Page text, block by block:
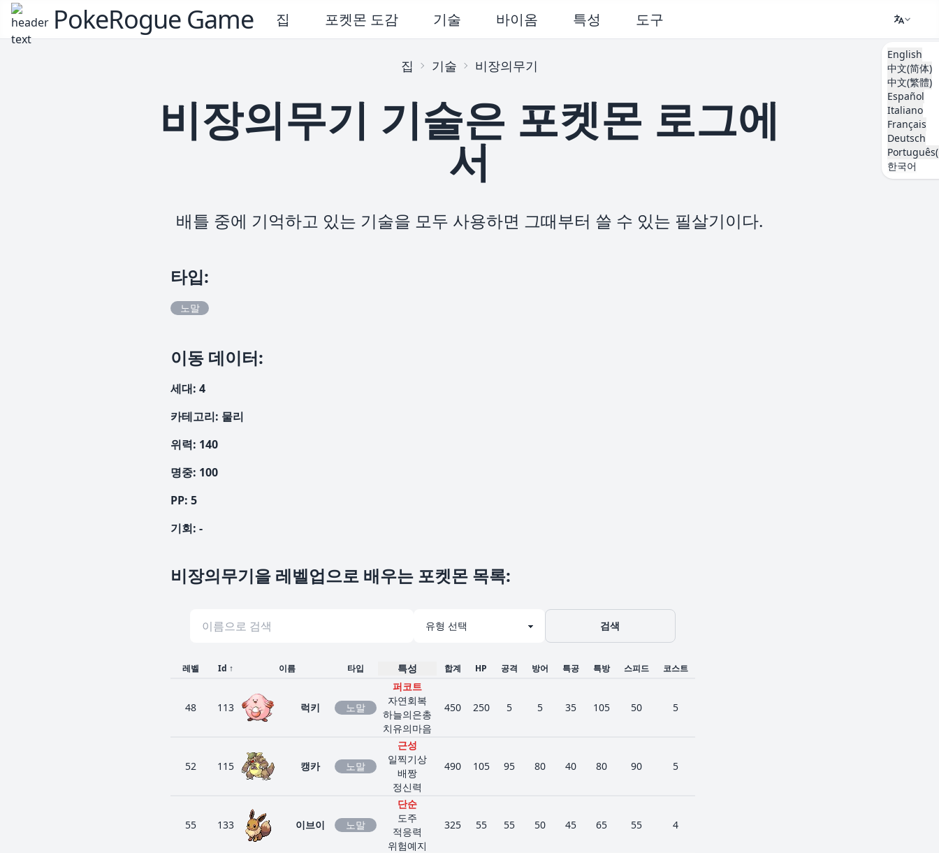
PokeRogue Game 집 포켓몬 도감 기술 바이옴 특성 도구
English
中文(简体)
中文(繁體)
Español
Italiano
Français
Deutsch
한국어
집 기술 비장의무기
비장의무기 기술은 포켓몬 로그에
서
배틀 중에 기억하고 있는 기술을 모두 사용하면 그때부터 쓸 수 있는 필살기이다.
타입:
노말
이동 데이터:
세대: 4
카테고리: 물리
위력: 140
명중: 100
PP: 5
기회: -
비장의무기을 레벨업으로 배우는 포켓몬 목록:
검색
레벨 Id ↑ 이름 타입 특성 합계 HP 공격 방어 특공 특방 스피드 코스트
48 113 럭키 노말
퍼코트
자연회복
하늘의은총
치유의마음
450 250 5 5 35 105 50 5
52 115 캥카 노말
근성
일찍기상
배짱
정신력
490 105 95 80 40 80 90 5
55 133 이브이 노말
단순
도주
적응력
위험예지
325 55 55 50 45 65 55 4